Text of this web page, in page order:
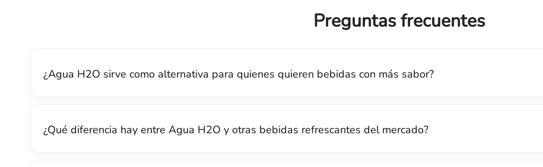
Preguntas frecuentes
¿Agua H2O sirve como alternativa para quienes quieren bebidas con más sabor?
¿Qué diferencia hay entre Agua H2O y otras bebidas refrescantes del mercado?